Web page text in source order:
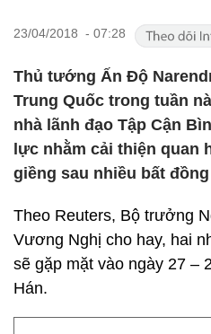
23/04/2018 - 07:28
Thủ tướng Ấn Độ
Trung Quốc trong tuần
nhà lãnh đạo Tập Cận
lực nhằm cải thiện quan
giềng sau nhiều bất
Theo Reuters, Bộ trưởng
Vương Nghị cho hay, hai
sẽ gặp mặt vào ngày 27 –
Hán.